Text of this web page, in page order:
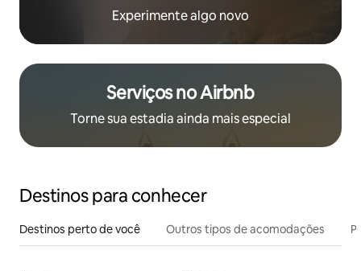
Experimente algo novo
Serviços no Airbnb
Torne sua estadia ainda mais especial
Destinos para conhecer
Destinos perto de você Outros tipos de acomodações